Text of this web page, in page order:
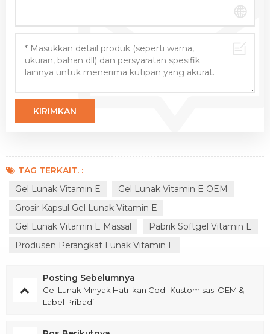
TAG TERKAIT. :
Gel Lunak Vitamin E
Gel Lunak Vitamin E OEM
Grosir Kapsul Gel Lunak Vitamin E
Gel Lunak Vitamin E Massal
Pabrik Softgel Vitamin E
Produsen Perangkat Lunak Vitamin E
Posting Sebelumnya
Gel Lunak Minyak Hati Ikan Cod- Kustomisasi OEM &
Label Pribadi